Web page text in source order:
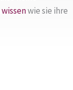
wissenwie sie ihre